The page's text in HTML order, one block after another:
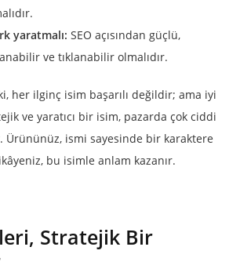
yaratmalı: SEO açısından güçlü,
ve tıklanabilir olmalıdır.
her ilginç isim başarılı değildir; ama iyi
ve yaratıcı bir isim, pazarda çok ciddi
ismi sayesinde bir karaktere
bu isimle anlam kazanır.
Stratejik Bir